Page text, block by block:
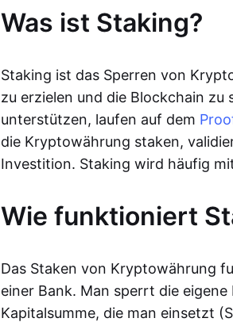
Was ist Staking?
Staking ist das Sperren von
zu erzielen und die Blockchain zu
unterstützen, laufen auf dem
die Kryptowährung staken,
Investition. Staking wird häufig
Wie funktioniert
Das Staken von Kryptowährung
einer Bank. Man sperrt die
Kapitalsumme, die man einsetzt